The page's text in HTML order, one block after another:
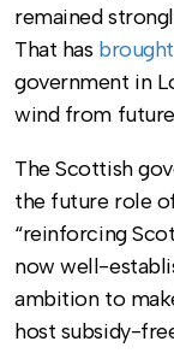
remained
That has
government in
wind from
The Scottish
the future role
“reinforcing
now well-
ambition to
host subsidy-